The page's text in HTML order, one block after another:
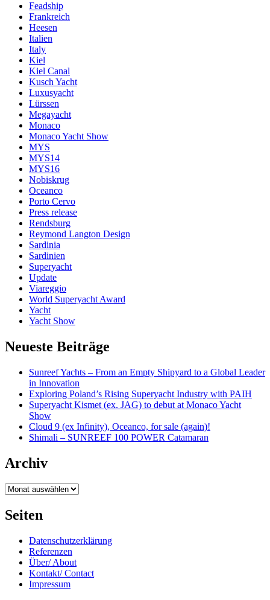
Feadship
Frankreich
Heesen
Italien
Italy
Kiel
Kiel Canal
Kusch Yacht
Luxusyacht
Lürssen
Megayacht
Monaco
Monaco Yacht Show
MYS
MYS14
MYS16
Nobiskrug
Oceanco
Porto Cervo
Press release
Rendsburg
Reymond Langton Design
Sardinia
Sardinien
Superyacht
Update
Viareggio
World Superyacht Award
Yacht
Yacht Show
Neueste Beiträge
Sunreef Yachts – From an Empty Shipyard to a Global Leader
in Innovation
Exploring Poland’s Rising Superyacht Industry with PAIH
Superyacht Kismet (ex. JAG) to debut at Monaco Yacht
Show
Cloud 9 (ex Infinity), Oceanco, for sale (again)!
Shimali – SUNREEF 100 POWER Catamaran
Archiv
Archiv
Seiten
Datenschutzerklärung
Referenzen
Über/ About
Kontakt/ Contact
Impressum